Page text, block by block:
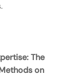
The
on